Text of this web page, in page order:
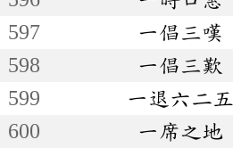
597
一倡三嘆
598
一倡三歎
599
一退六二五
600
一席之地